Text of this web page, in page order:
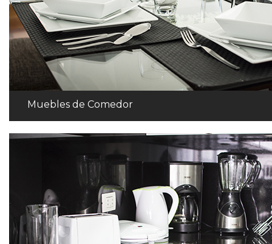
Muebles de Comedor